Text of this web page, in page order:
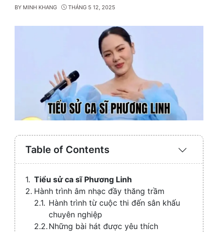
BY MINH KHANG THÁNG 5 12, 2025
Table of Contents
Expand
Tiểu sử ca sĩ Phương Linh
Hành trình âm nhạc đầy thăng trầm
Hành trình từ cuộc thi đến sân khấu
chuyên nghiệp
Những bài hát được yêu thích